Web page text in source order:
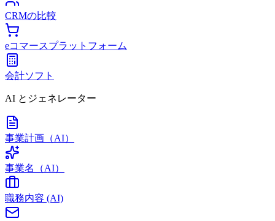
CRMの比較
eコマースプラットフォーム
会計ソフト
AI とジェネレーター
事業計画（AI）
事業名（AI）
職務内容 (AI)